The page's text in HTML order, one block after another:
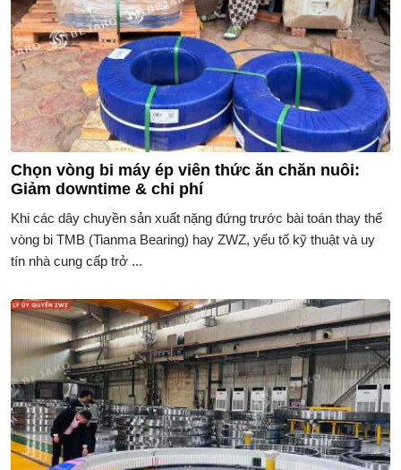
Chọn vòng bi máy ép viên thức ăn chăn nuôi:
Giảm downtime & chi phí
Khi các dây chuyền sản xuất nặng đứng trước bài toán thay thế
vòng bi TMB (Tianma Bearing) hay ZWZ, yếu tố kỹ thuật và uy
tín nhà cung cấp trở ...